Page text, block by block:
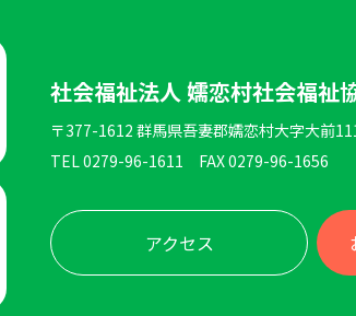
社会福祉法人 嬬恋村社会福祉
〒377-1612 群馬県吾妻郡嬬恋村大字大前
TEL 0279-96-1611
FAX 0279-96-1656
アクセス